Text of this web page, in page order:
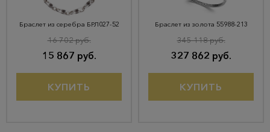
Браслет из серебра БРЛ027-52
15 867 руб.
16 702 руб.
КУПИТЬ
Браслет из золота 55988-213
327 862 руб.
345 118 руб.
КУПИТЬ